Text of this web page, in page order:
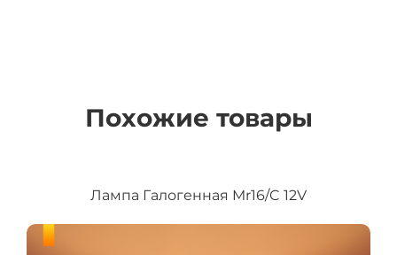
Похожие товары
Лампа Галогенная Mr16/C 12V